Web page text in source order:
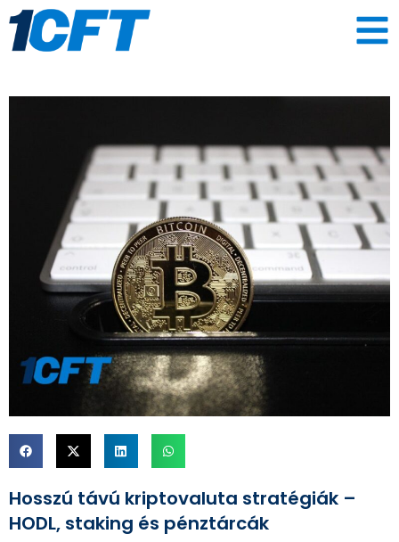
Hosszú távú kriptovaluta stratégiák –
HODL, staking és pénztárcák